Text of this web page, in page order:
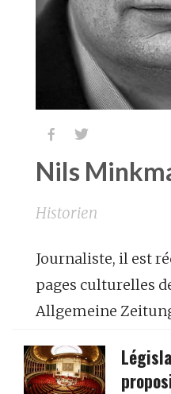
 
Nils
Historien
Journaliste, il est
pages culturelles
Allgemeine